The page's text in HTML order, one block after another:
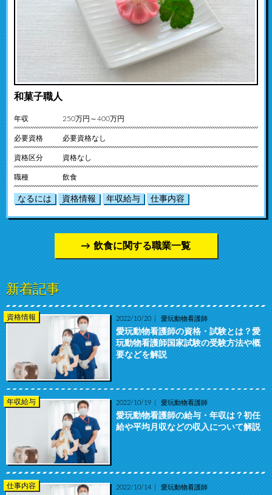
和菓子職人
年収 250万円～400万円
必要資格 必要資格なし
資格区分 資格なし
職種 飲食
なるには 資格情報 年収給与 仕事内容
飲食に関する職業一覧
新着記事
資格情報 2022/10/20 愛玩動物看護師
愛玩動物看護師の資格・試験とは？愛
玩動物看護師国家試験の受験方法や概
要などを解説
年収給与 2022/10/19 愛玩動物看護師
愛玩動物看護師の給与・年収は？初任
給や平均月収などの収入について解説
仕事内容 2022/10/14 愛玩動物看護師